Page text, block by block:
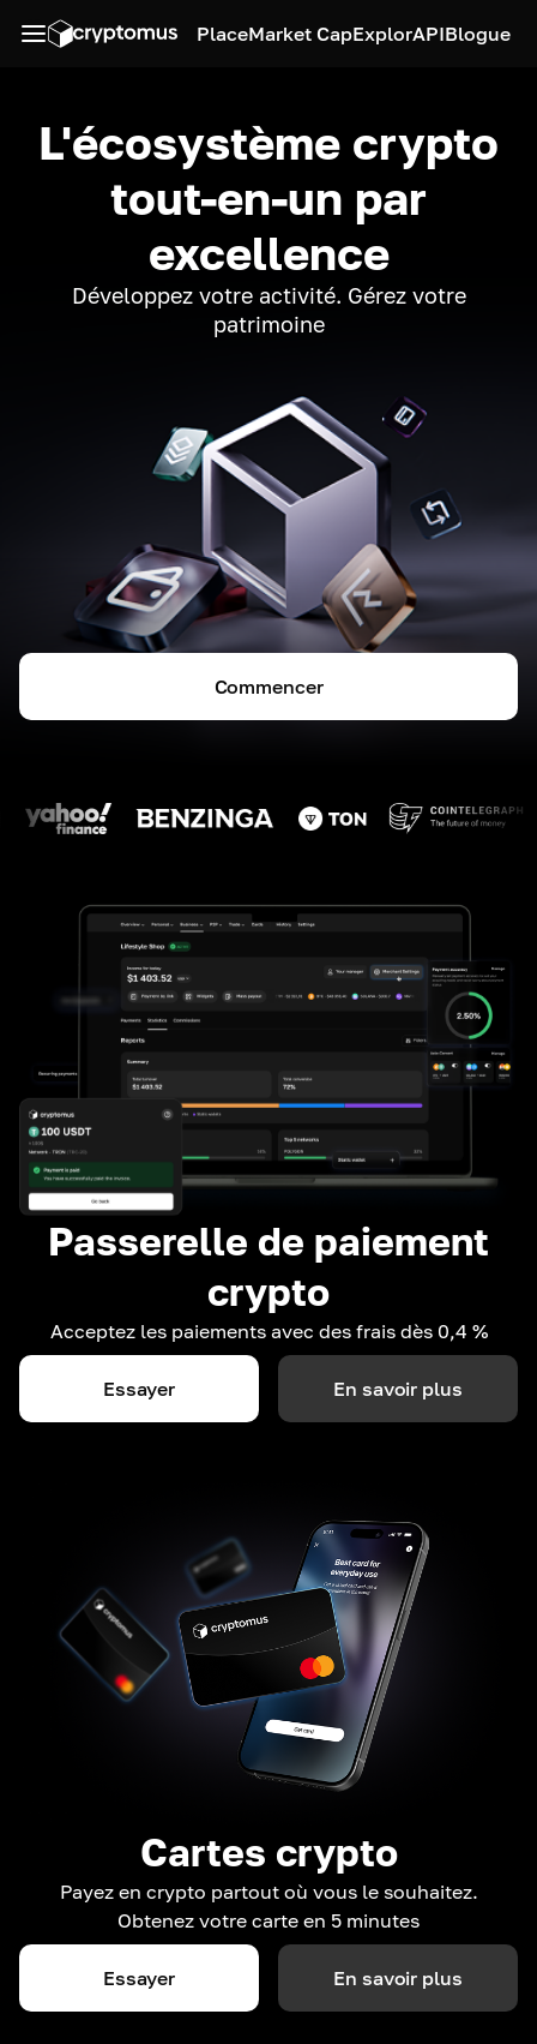
PlaceMarket CapExplorAPIBlogue
L'écosystème crypto
tout-en-un par
excellence
Développez votre activité. Gérez votre
patrimoine
Commencer
Passerelle de paiement
crypto
Acceptez les paiements avec des frais dès 0,4 %
Essayer En savoir plus
Cartes crypto
Payez en crypto partout où vous le souhaitez.
Obtenez votre carte en 5 minutes
Essayer En savoir plus